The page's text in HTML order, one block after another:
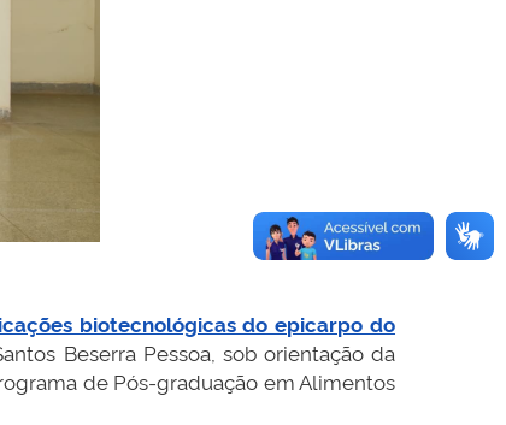
biotecnológicas do epicarpo do
Beserra Pessoa, sob orientação da
de Pós-graduação em Alimentos